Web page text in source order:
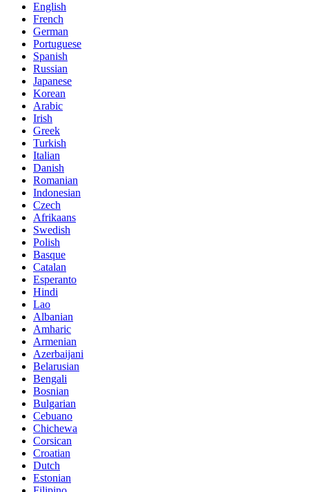
English
French
German
Portuguese
Spanish
Russian
Japanese
Korean
Arabic
Irish
Greek
Turkish
Italian
Danish
Romanian
Indonesian
Czech
Afrikaans
Swedish
Polish
Basque
Catalan
Esperanto
Hindi
Lao
Albanian
Amharic
Armenian
Azerbaijani
Belarusian
Bengali
Bosnian
Bulgarian
Cebuano
Chichewa
Corsican
Croatian
Dutch
Estonian